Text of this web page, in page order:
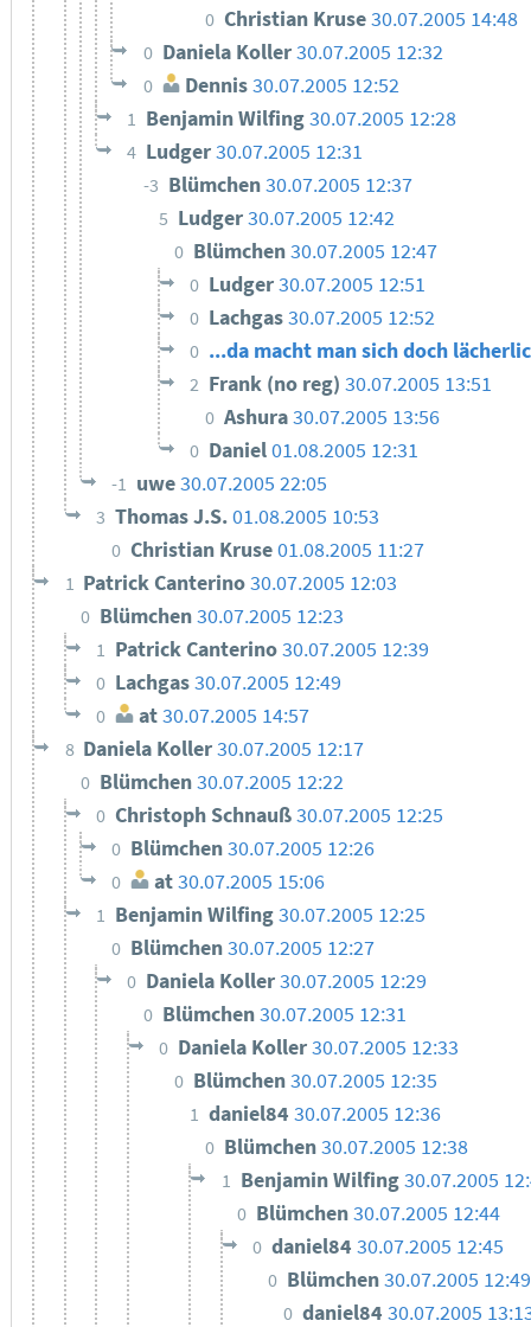
0 Christian Kruse30.07.2005 14:48
0 Daniela Koller30.07.2005 12:32
0 Dennis30.07.2005 12:52
1 Benjamin Wilfing30.07.2005 12:28
4 Ludger30.07.2005 12:31
-3 Blümchen30.07.2005 12:37
5 Ludger30.07.2005 12:42
0 Blümchen30.07.2005 12:47
0 Ludger30.07.2005 12:51
0 Lachgas30.07.2005 12:52
0 ...da macht man sich doch
2 Frank (no reg)30.07.2005 13:51
0 Ashura30.07.2005 13:56
0 Daniel01.08.2005 12:31
-1 uwe30.07.2005 22:05
3 Thomas J.S.01.08.2005 10:53
0 Christian Kruse01.08.2005 11:27
1 Patrick Canterino30.07.2005 12:03
0 Blümchen30.07.2005 12:23
1 Patrick Canterino30.07.2005 12:39
0 Lachgas30.07.2005 12:49
0 at30.07.2005 14:57
8 Daniela Koller30.07.2005 12:17
0 Blümchen30.07.2005 12:22
0 Christoph Schnauß30.07.2005 12:25
0 Blümchen30.07.2005 12:26
0 at30.07.2005 15:06
1 Benjamin Wilfing30.07.2005 12:25
0 Blümchen30.07.2005 12:27
0 Daniela Koller30.07.2005 12:29
0 Blümchen30.07.2005 12:31
0 Daniela Koller30.07.2005 12:33
0 Blümchen30.07.2005 12:35
1 daniel8430.07.2005 12:36
0 Blümchen30.07.2005 12:38
1 Benjamin Wilfing30.07.2005
0 Blümchen30.07.2005 12:44
0 daniel84 30.07.2005 12:45
0 Blümchen30.07.2005 12:49
0 daniel8430.07.2005